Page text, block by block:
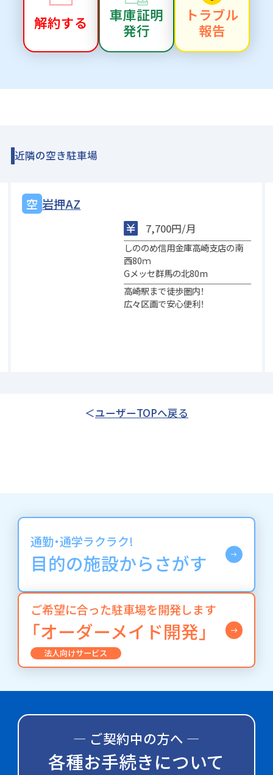
解約する
車庫証明
発行
トラブル
報告
近隣の空き駐車場
岩押AZ
7,700円/月
しののめ信用金庫高崎支店の南
西80ｍ
Gメッセ群馬の北80m
高崎駅まで徒歩圏内！
広々区画で安心便利！
ユーザーTOPへ戻る
通勤・通学ラクラク!
目的の施設からさがす
ご希望に合った駐車場を開発します
「オーダーメイド開発」
法人向けサービス
― ご契約中の方へ ―
各種お手続きについて